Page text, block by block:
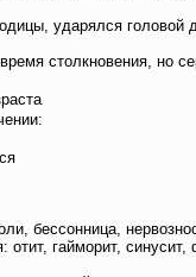
ударялся головой
столкновения, но
бессонница,
гайморит, синусит,